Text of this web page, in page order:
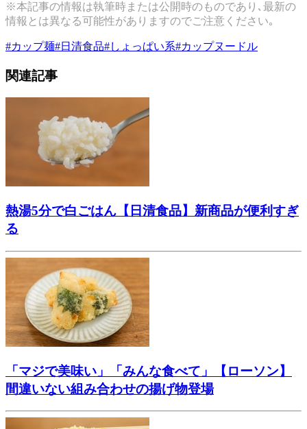
※本記事の情報は執筆時または公開時のものであり､最新の
情報とは異なる可能性がありますのでご注意ください｡
#カップ麺#日清食品#しょっぱい系#カップヌードル
関連記事
熱湯5分で白ごはん【日清食品】新商品が便利すぎ
る
「マジで美味い」「みんな食べて」【ローソン】
間違いない組み合わせの揚げ物登場